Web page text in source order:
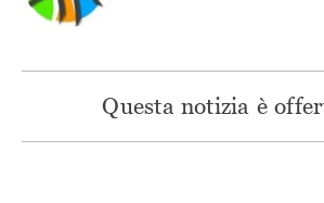
Questa notizia è